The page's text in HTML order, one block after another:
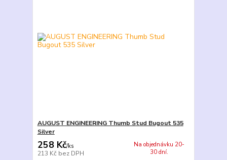
AUGUST ENGINEERING Thumb Stud Bugout 535
Silver
258 Kč/ks
213 Kč bez DPH
Na objednávku 20-
30 dní.